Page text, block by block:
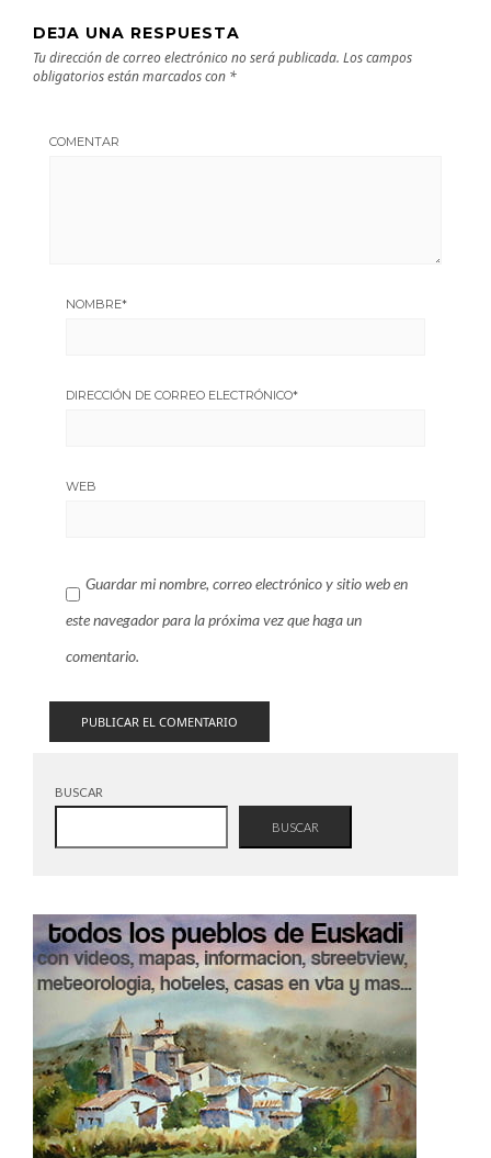
DEJA UNA RESPUESTA
Tu dirección de correo electrónico no será publicada. Los campos
obligatorios están marcados con *
COMENTAR
NOMBRE*
DIRECCIÓN DE CORREO ELECTRÓNICO*
WEB
Guardar mi nombre, correo electrónico y sitio web en
este navegador para la próxima vez que haga un
comentario.
BUSCAR
BUSCAR